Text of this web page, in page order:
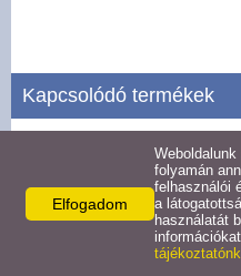
EFOP-1.5.2-16-2017-
Kapcsolódó termékek
Tevékenységre,
Elfogadom
folyamán
felhasználói
a
használatát
tájékoztatónk